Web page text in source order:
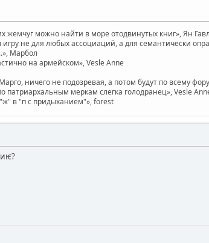
жемчуг можно найти в море отодвинутых книг», Ян
не для любых ассоциаций, а для семантически
Марбол
на армейском», Vesle Anne
ничего не подозревая, а потом будут по всему
меркам слегка голодранец», Vesle
в "п с придыханием"», forest